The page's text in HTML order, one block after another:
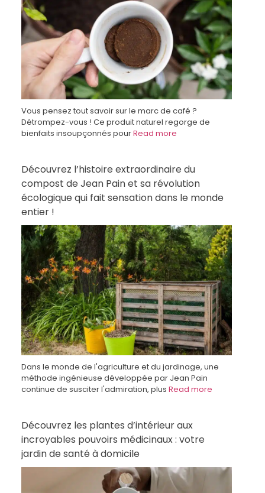
Vous pensez tout savoir sur le marc de café ?
Détrompez-vous ! Ce produit naturel regorge de
bienfaits insoupçonnés pourRead more
Découvrez l’histoire extraordinaire du
compost de Jean Pain et sa révolution
écologique qui fait sensation dans le monde
entier !
Dans le monde de l'agriculture et du jardinage, une
méthode ingénieuse développée par Jean Pain
continue de susciter l'admiration, plus Read more
Découvrez les plantes d’intérieur aux
incroyables pouvoirs médicinaux : votre
jardin de santé à domicile